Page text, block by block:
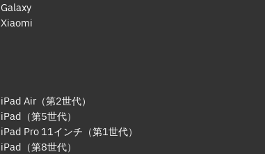
Galaxy
Xiaomi
iPad Air（第2世代）
iPad（第5世代）
iPad Pro 11インチ（第1世代）
iPad（第8世代）